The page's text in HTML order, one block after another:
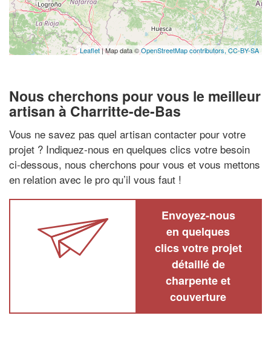
Leaflet| Map data ©OpenStreetMap contributors, CC-BY-SA
Nous cherchons pour vous le meilleur
artisan à Charritte-de-Bas
Vous ne savez pas quel artisan contacter pour votre
projet ? Indiquez-nous en quelques clics votre besoin
ci-dessous, nous cherchons pour vous et vous mettons
en relation avec le pro qu’il vous faut !
Envoyez-nous
en quelques
clics votre projet
détaillé de
charpente et
couverture